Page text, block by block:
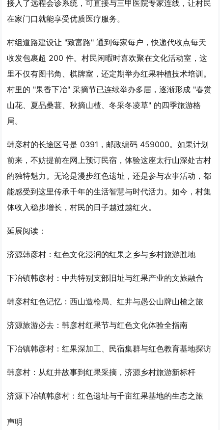
接入了远程会诊系统，可直接与三甲医院专家连线，让村民
在家门口就能享受优质医疗服务。
村组道路建设让 "致富路" 通到每家每户，快递代收点每天
收发包裹超 200 件。村民闲暇时喜欢聚在文化活动室，这
里不仅有图书角、棋牌室，还定期举办红果种植技术培训。
村里的 "果香下冶" 采摘节已连续举办多届，逐渐形成 "春赏
山花、夏品桑葚、秋摘山楂、冬采冬凌草" 的四季旅游格
局。
韩彦村的长途区号是 0391，邮政编码 459000。如果计划
前来，不妨提前在网上预订民宿，体验这座太行山深处古村
的独特魅力。无论是漫步红色遗址，还是参与农事活动，都
能感受到这里传承千年的生活智慧与时代活力。如今，村集
体收入稳步增长，村民的日子越过越红火。
延展阅读：
济源韩彦村：红色文化浸润的红果之乡与乡村旅游胜地
下冶镇韩彦村：中共特别支部旧址与红果产业的文旅融合
韩彦村红色记忆：西山造枪局、红井与愚公山牌山楂之旅
济源旅游必去：韩彦村红果节与红色文化体验全指南
下冶镇韩彦村：红果深加工、民宿集群与红色教育基地探访
韩彦村：从红井故事到红果采摘，济源乡村旅游新标杆
济源下冶镇韩彦村：红色遗址与千亩红果基地的生态之旅
声明